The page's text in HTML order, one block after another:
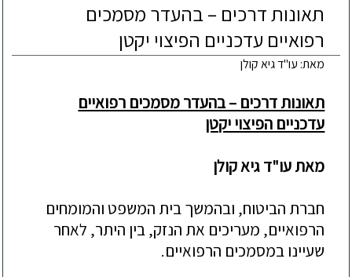
תאונות דרכים – בהעדר מסמכים
רפואיים עדכניים הפיצוי יקטן
מאת: עו"ד גיא קולן
תאונות דרכים – בהעדר מסמכים רפואיים
עדכניים הפיצוי יקטן
מאת עו"ד גיא קולן
חברת הביטוח, ובהמשך בית המשפט והמומחים
הרפואיים, מעריכים את הנזק, בין היתר, לאחר
שעיינו במסמכים הרפואיים.